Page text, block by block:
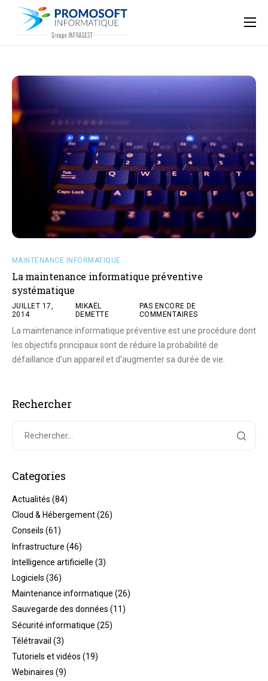
Qui sommes-nous ?
Nos ressources
Support
MAINTENANCE INFORMATIQUE
La maintenance informatique préventive
systématique
JUILLET 17,
2014
MIKAËL
DEMETTE
PAS ENCORE DE
COMMENTAIRES
La maintenance informatique préventive est une procédure dont
les objectifs principaux sont de réduire la probabilité de
défaillance d’un appareil et d’augmenter sa durée de vie.
Rechercher
Categories
Actualités (84)
Cloud & Hébergement(26)
Conseils (61)
Infrastructure (46)
Intelligence artificielle (3)
Logiciels (36)
Maintenance informatique (26)
Sauvegarde des données (11)
Sécurité informatique (25)
Télétravail (3)
Tutoriels et vidéos (19)
Webinaires (9)